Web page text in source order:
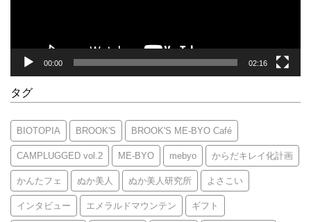
00:00 02:16
タグ
BIOTOPIA BROOK'S BROOK'S ME-BYO Café
CAMPLUGGED vol.2 ME-BYO mebyo からだキレイ化計画
かんたフェ ぬか美人 ぬか美人研究所 よさこい
インタビュー エメラルドマウンテン ギフト